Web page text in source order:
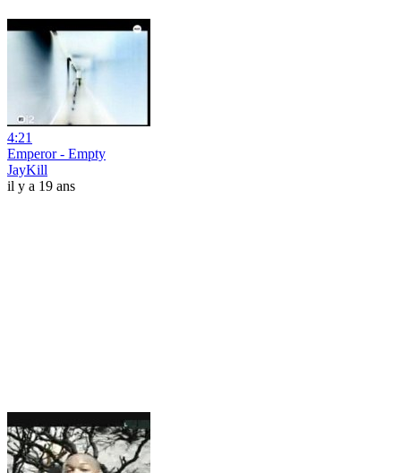
4:21
Emperor - Empty
JayKill
il y a 19 ans